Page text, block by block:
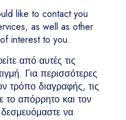
like to contact you
as well as other
interest to you.
από αυτές τις
Για περισσότερες
τρόπο διαγραφής, τις
το απόρρητο και τον
να